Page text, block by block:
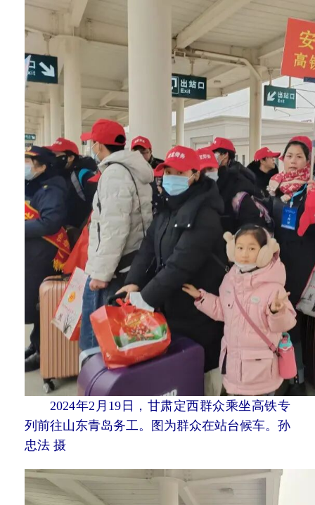
2024年2月19日，甘肃定西群众乘坐高铁专
列前往山东青岛务工。图为群众在站台候车。孙
忠法 摄